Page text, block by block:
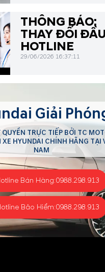
THÔNG BÁO:
THAY ĐỔI
HOTLINE
29/06/2026 16:37:11
Giải
QUYỀN TRỰC TIẾP BỞI TC
XE HYUNDAI CHÍNH HÃNG TẠI
NAM
Bán Hàng:0988.298.913
Bảo Hiểm:0988.298.913